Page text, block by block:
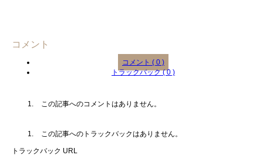
コメント
コメント ( 0 )
トラックバック ( 0 )
この記事へのコメントはありません。
この記事へのトラックバックはありません。
トラックバック URL